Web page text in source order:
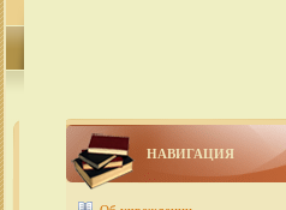
НАВИГАЦИЯ